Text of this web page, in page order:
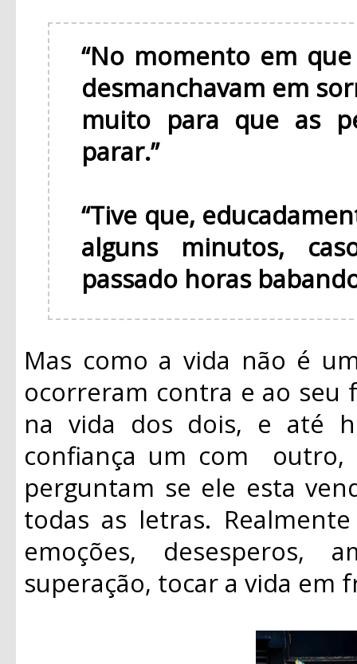
“No momento em
desmanchavam em
muito para que as
parar.”
“Tive que,
alguns minutos,
passado horas
Mas como a vida não é
ocorreram contra e ao seu
na vida dos dois, e até
confiança um com
perguntam se ele esta
todas as letras.
emoções, desesperos,
superação, tocar a vida em